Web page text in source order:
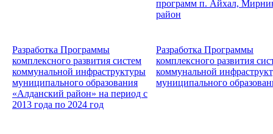
программ п. Айхал,
район
Разработка Программы
комплексного развития систем
коммунальной инфраструктуры
муниципального образования
«Алданский район» на период с
2013 года по 2024 год
Разработка Программы
комплексного развития
коммунальной
муниципального